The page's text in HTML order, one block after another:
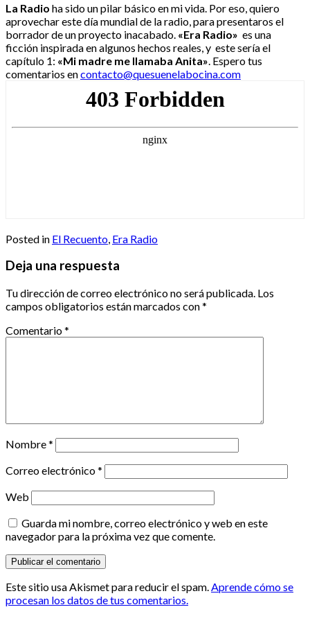
La Radio ha sido un pilar básico en mi vida. Por eso, quiero
aprovechar este día mundial de la radio, para presentaros el
borrador de un proyecto inacabado. «Era Radio» es una
ficción inspirada en algunos hechos reales, y este sería el
capítulo 1: «Mi madre me llamaba Anita» . Espero tus
comentarios encontacto@quesuenelabocina.com
Posted in El Recuento Era Radio
Deja una respuesta
Tu dirección de correo electrónico no será publicada. Los
campos obligatorios están marcados con*
Comentario*
Nombre*
Correo electrónico*
Web
Guarda mi nombre, correo electrónico y web en este
navegador para la próxima vez que comente.
Este sitio usa Akismet para reducir el spam.Aprende cómo se
procesan los datos de tus comentarios.